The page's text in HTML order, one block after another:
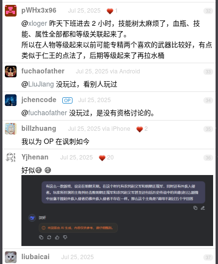
32
pWHx3x96 Jul 25, 2025 1
@xloger 昨天下班进去 2 小时，技能树太麻烦了，血瓶、技
能、属性全部都和等级关联起来了。
所以在人物等级起来以前可能专精两个喜欢的武器比较好，有点
类似于仁王的点法了，后期等级起来了再拉水桶
33
fuchaofather Jul 25, 2025 via Android
@LiuJiang 没玩过，看别人玩过
34
jchencode OP Jul 25, 2025
@fuchaofather 没玩过，是没有资格讨论的。
35
billzhuang Jul 25, 2025 via iPhone 2
我以为 OP 在讽刺如今
36
Yjhenan Jul 25, 2025 20
好似😅 😅
37
liubaicai Jul 25, 2025